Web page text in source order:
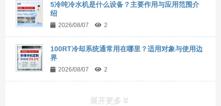
5冷吨冷水机是什么设备？主要作用与应用范围介
绍
2026/08/07 2
100RT冷却系统通常用在哪里？适用对象与使用边
界
2026/08/07 2
展开更多